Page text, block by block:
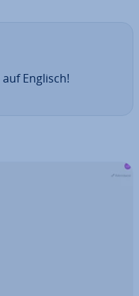
Englisch!